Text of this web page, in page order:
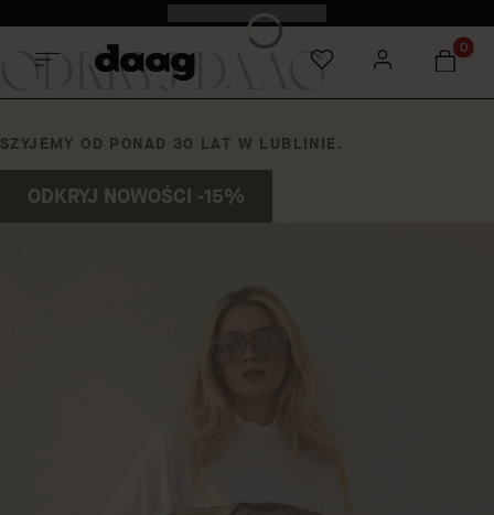
Odkryj nowości -15%
ODKRYJ DAAG
SZYJEMY OD PONAD 30 LAT W LUBLINIE.
ODKRYJ NOWOŚCI -15%